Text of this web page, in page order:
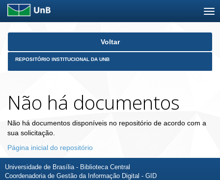
Skip
Voltar
REPOSITÓRIO INSTITUCIONAL DA UNB
Não há documentos
Não há documentos disponíveis no repositório de acordo com a
sua solicitação.
Página inicial do repositório
Universidade de Brasília - Biblioteca Central
Coordenadoria de Gestão da Informação Digital - GID